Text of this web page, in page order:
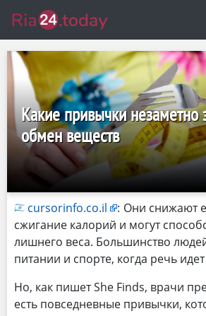
Какие привычки незаметно
обмен веществ
cursorinfo.co.il : Они снижают
сжигание калорий и могут
лишнего веса. Большинство
питании и спорте, когда речь
Но, как пишет She Finds, врачи
есть повседневные привычки,